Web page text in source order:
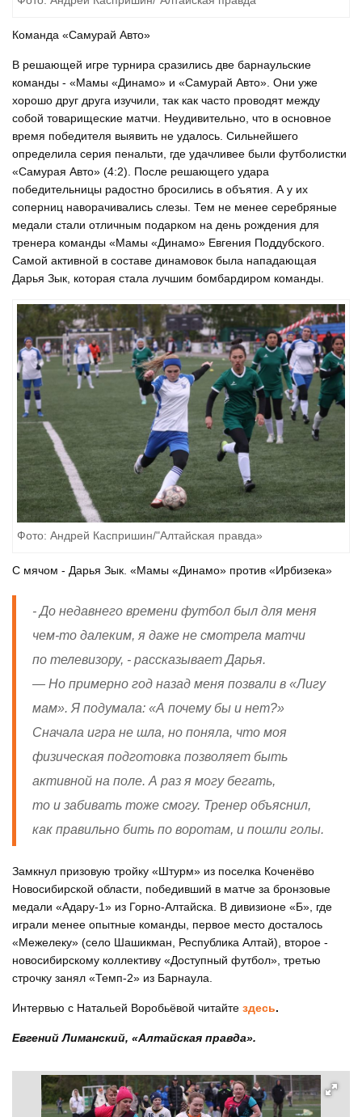
Команда «Самурай Авто»
В решающей игре турнира сразились две барнаульские
команды - «Мамы «Динамо» и «Самурай Авто». Они уже
хорошо друг друга изучили, так как часто проводят между
собой товарищеские матчи. Неудивительно, что в основное
время победителя выявить не удалось. Сильнейшего
определила серия пенальти, где удачливее были футболистки
«Самурая Авто» (4:2). После решающего удара
победительницы радостно бросились в объятия. А у их
соперниц наворачивались слезы. Тем не менее серебряные
медали стали отличным подарком на день рождения для
тренера команды «Мамы «Динамо» Евгения Поддубского.
Самой активной в составе динамовок была нападающая
Дарья Зык, которая стала лучшим бомбардиром команды.
Фото: Андрей Каспришин/"Алтайская правда»
С мячом - Дарья Зык. «Мамы «Динамо» против «Ирбизека»
- До недавнего времени футбол был для меня
чем-то далеким, я даже не смотрела матчи
по телевизору, - рассказывает Дарья.
— Но примерно год назад меня позвали в «Лигу
мам». Я подумала: «А почему бы и нет?»
Сначала игра не шла, но поняла, что моя
физическая подготовка позволяет быть
активной на поле. А раз я могу бегать,
то и забивать тоже смогу. Тренер объяснил,
как правильно бить по воротам, и пошли голы.
Замкнул призовую тройку «Штурм» из поселка Коченёво
Новосибирской области, победивший в матче за бронзовые
медали «Адару-1» из Горно-Алтайска. В дивизионе «Б», где
играли менее опытные команды, первое место досталось
«Межелеку» (село Шашикман, Республика Алтай), второе -
новосибирскому коллективу «Доступный футбол», третью
строчку занял «Темп-2» из Барнаула.
Интервью с Натальей Воробьёвой читайте здесь.
Евгений Лиманский, «Алтайская правда».